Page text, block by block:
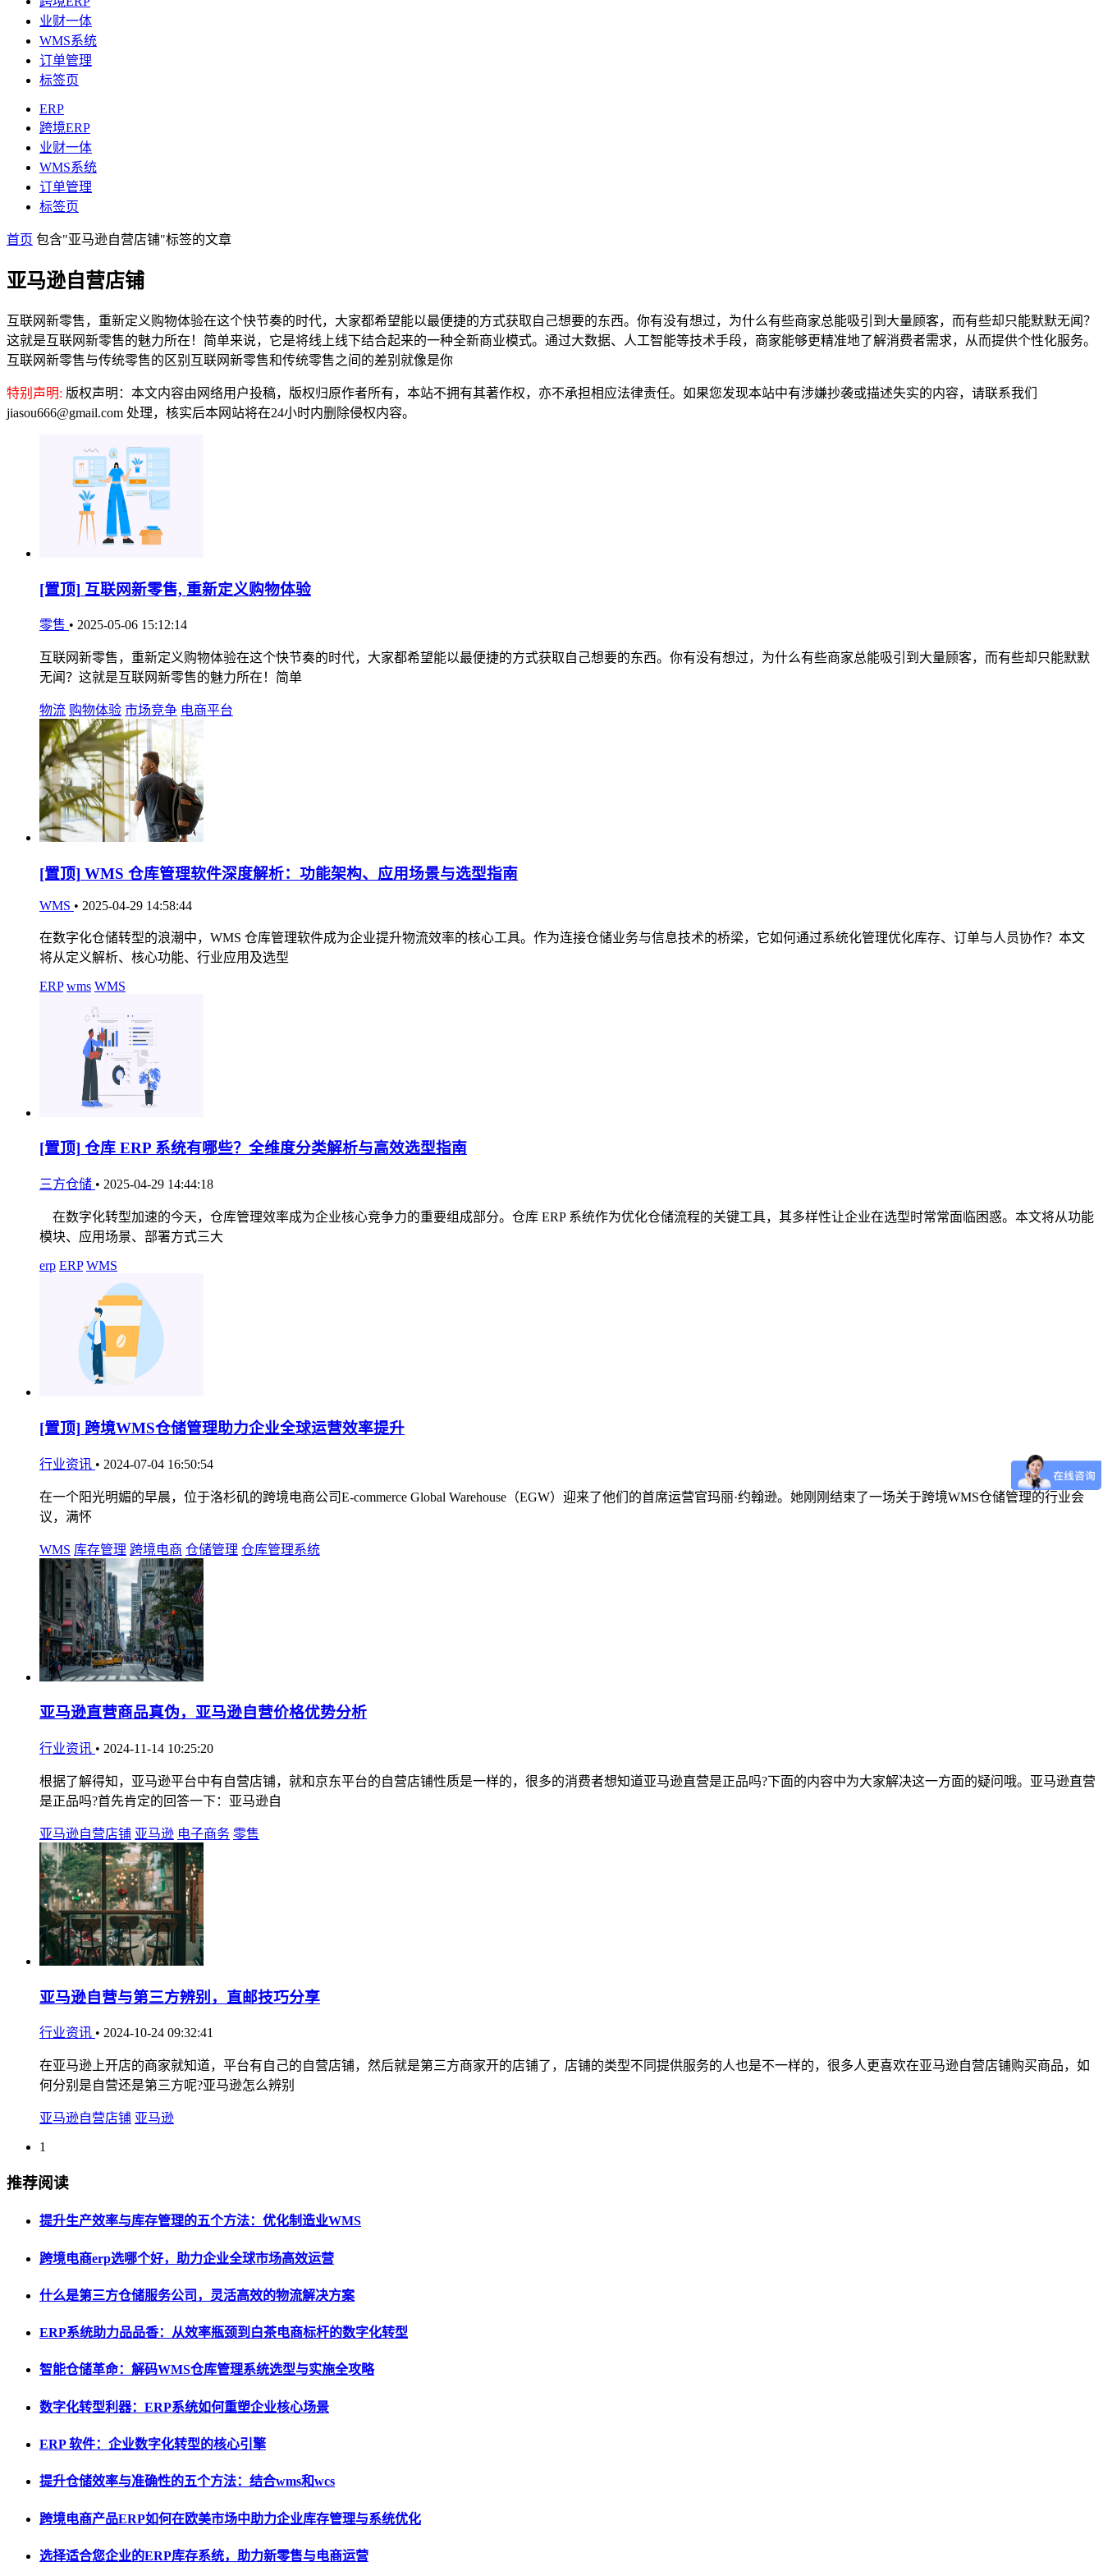
业财一体
WMS系统
订单管理
标签页
ERP
跨境ERP
业财一体
WMS系统
订单管理
标签页
首页 包含"亚马逊自营店铺"标签的文章
亚马逊自营店铺
互联网新零售，重新定义购物体验在这个快节奏的时代，大家都希望能以最便捷的方式获取自己想要的东西。你有没有想过，为什么有些商家总能吸引到大量顾客，而有些却只能默默无闻？
这就是互联网新零售的魅力所在！简单来说，它是将线上线下结合起来的一种全新商业模式。通过大数据、人工智能等技术手段，商家能够更精准地了解消费者需求，从而提供个性化服务。
互联网新零售与传统零售的区别互联网新零售和传统零售之间的差别就像是你
特别声明: 版权声明：本文内容由网络用户投稿，版权归原作者所有，本站不拥有其著作权，亦不承担相应法律责任。如果您发现本站中有涉嫌抄袭或描述失实的内容，请联系我们
jiasou666@gmail.com 处理，核实后本网站将在24小时内删除侵权内容。
[置顶] 互联网新零售, 重新定义购物体验
零售 • 2025-05-06 15:12:14
互联网新零售，重新定义购物体验在这个快节奏的时代，大家都希望能以最便捷的方式获取自己想要的东西。你有没有想过，为什么有些商家总能吸引到大量顾客，而有些却只能默默
无闻？这就是互联网新零售的魅力所在！简单
物流 购物体验 市场竞争 电商平台
[置顶] WMS 仓库管理软件深度解析：功能架构、应用场景与选型指南
WMS • 2025-04-29 14:58:44
在数字化仓储转型的浪潮中，WMS 仓库管理软件成为企业提升物流效率的核心工具。作为连接仓储业务与信息技术的桥梁，它如何通过系统化管理优化库存、订单与人员协作？本文
将从定义解析、核心功能、行业应用及选型
ERP wms WMS
[置顶] 仓库 ERP 系统有哪些？全维度分类解析与高效选型指南
三方仓储 • 2025-04-29 14:44:18
在数字化转型加速的今天，仓库管理效率成为企业核心竞争力的重要组成部分。仓库 ERP 系统作为优化仓储流程的关键工具，其多样性让企业在选型时常常面临困惑。本文将从功能
模块、应用场景、部署方式三大
erp ERP WMS
[置顶] 跨境WMS仓储管理助力企业全球运营效率提升
行业资讯 • 2024-07-04 16:50:54
在一个阳光明媚的早晨，位于洛杉矶的跨境电商公司E-commerce Global Warehouse（EGW）迎来了他们的首席运营官玛丽·约翰逊。她刚刚结束了一场关于跨境WMS仓储管理的行业会
议，满怀
WMS 库存管理 跨境电商 仓储管理 仓库管理系统
亚马逊直营商品真伪，亚马逊自营价格优势分析
行业资讯 • 2024-11-14 10:25:20
根据了解得知，亚马逊平台中有自营店铺，就和京东平台的自营店铺性质是一样的，很多的消费者想知道亚马逊直营是正品吗?下面的内容中为大家解决这一方面的疑问哦。亚马逊直营
是正品吗?首先肯定的回答一下：亚马逊自
亚马逊自营店铺 亚马逊 电子商务 零售
亚马逊自营与第三方辨别，直邮技巧分享
行业资讯 • 2024-10-24 09:32:41
在亚马逊上开店的商家就知道，平台有自己的自营店铺，然后就是第三方商家开的店铺了，店铺的类型不同提供服务的人也是不一样的，很多人更喜欢在亚马逊自营店铺购买商品，如
何分别是自营还是第三方呢?亚马逊怎么辨别
亚马逊自营店铺 亚马逊
1
推荐阅读
提升生产效率与库存管理的五个方法：优化制造业WMS
跨境电商erp选哪个好，助力企业全球市场高效运营
什么是第三方仓储服务公司，灵活高效的物流解决方案
ERP系统助力品品香：从效率瓶颈到白茶电商标杆的数字化转型
智能仓储革命：解码WMS仓库管理系统选型与实施全攻略
数字化转型利器：ERP系统如何重塑企业核心场景
ERP 软件：企业数字化转型的核心引擎
提升仓储效率与准确性的五个方法：结合wms和wcs
跨境电商产品ERP如何在欧美市场中助力企业库存管理与系统优化
选择适合您企业的ERP库存系统，助力新零售与电商运营